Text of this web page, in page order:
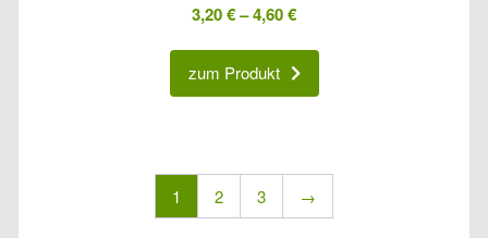
3,20€–4,60€
zum Produkt
1 2 3 →